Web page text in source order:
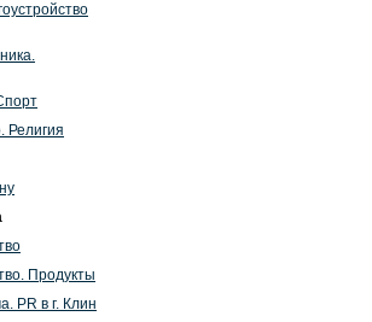
Религия
Продукты
PR в г. Клин